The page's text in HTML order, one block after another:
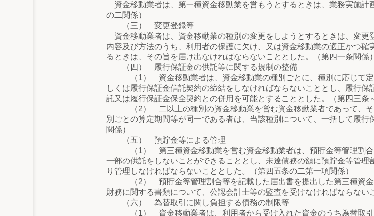
資金移動業者は、第一種資金移動業を営もうとするときは、業務実施計
の二関係）
（三） 変更登録等
資金移動業者は、資金移動業の種別の変更をしようとするときは、変
内容及び方法のうち、利用者の保護に欠け、又は資金移動業の適正かつ
るときは、その旨を届け出なければならないこととした。（第四一条関係）
（四） 履行保証金の供託等に関する規制の整備
（1） 資金移動業者は、資金移動業の種別ごとに、種別に応じて定
しくは履行保証金信託契約の締結をしなければならないこととし、履行
託又は履行保証金保全契約との併用を可能とすることとした。（第四三条
（2） 二以上の種別の資金移動業を営む資金移動業者であって、そ
別ごとの算定期間等が同一である者は、当該種別について、一括して履
関係）
（五） 預貯金等による管理
（1） 第三種資金移動業を営む資金移動業者は、預貯金等管理割合
一部の供託をしないことができることとし、未達債務の額に預貯金等管
り管理しなければならないこととした。（第四五条の二第一項関係）
（2） 預貯金等管理割合等を記載した届出書を提出した第三種資金
財務に関する書類について、公認会計士等の監査を受けなければならない
（六） 為替取引に関し負担する債務の制限等
（1） 資金移動業者は、利用者から受け入れた資金のうち為替取引